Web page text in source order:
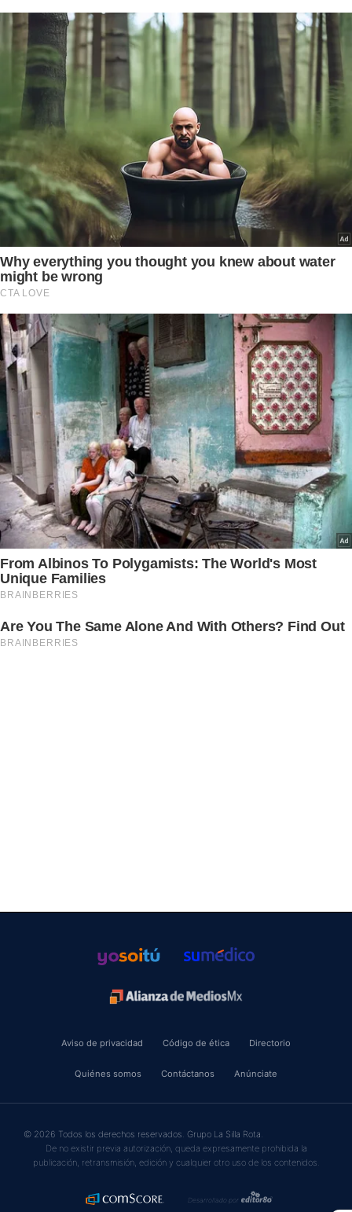
Aviso de privacidad Código de ética Directorio
Quiénes somos Contáctanos Anúnciate
© 2026 Todos los derechos reservados. Grupo La Silla Rota.
De no existir previa autorización, queda expresamente prohibida la
publicación, retransmisión, edición y cualquier otro uso de los contenidos.
Desarrollado por